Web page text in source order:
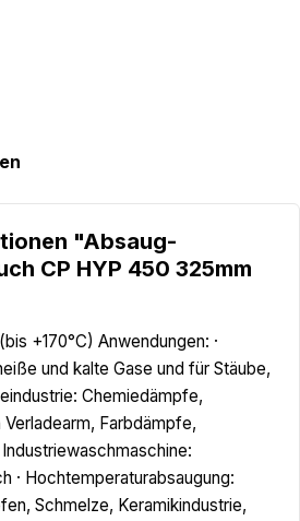
"Absaug-
CP HYP 450 325mm
+170°C) Anwendungen: ·
und kalte Gase und für Stäube,
Chemiedämpfe,
Farbdämpfe,
· Hochtemperaturabsaugung:
Schmelze, Keramikindustrie,